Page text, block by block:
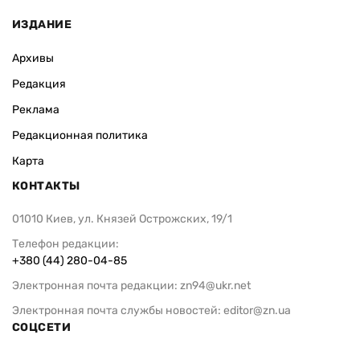
ИЗДАНИЕ
Архивы
Редакция
Реклама
Редакционная политика
Карта
КОНТАКТЫ
01010 Киев, ул. Князей Острожских, 19/1
Телефон редакции:
+380 (44) 280-04-85
Электронная почта редакции: zn94@ukr.net
Электронная почта службы новостей: editor@zn.ua
СОЦСЕТИ